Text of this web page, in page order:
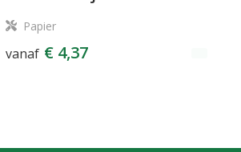
Papier
vanaf € 4,37